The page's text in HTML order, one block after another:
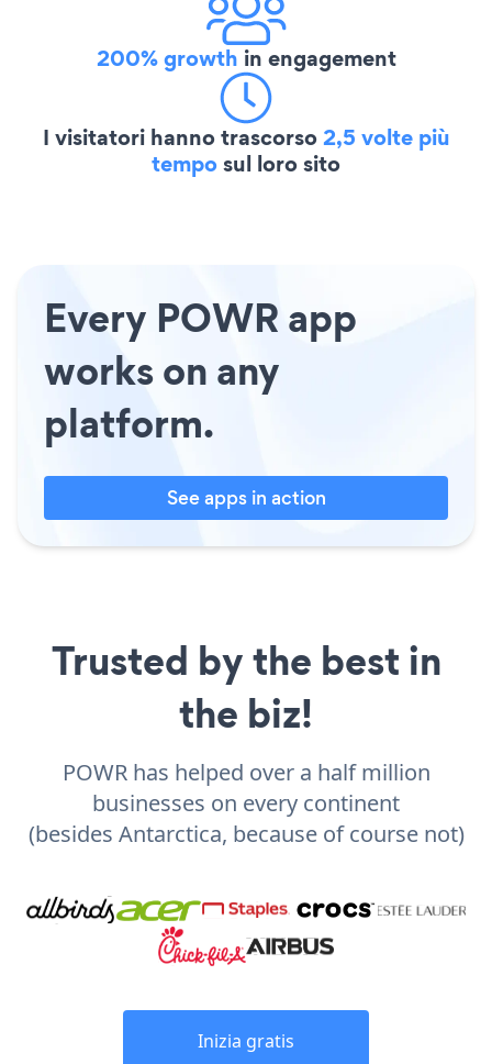
200% growth in engagement
I visitatori hanno trascorso2,5 volte più
temposul loro sito
Every POWR app
works on any
platform.
See apps in action
Trusted by the best in
the biz!
POWR has helped over a half million
businesses on every continent
(besides Antarctica, because of course not)
Inizia gratis